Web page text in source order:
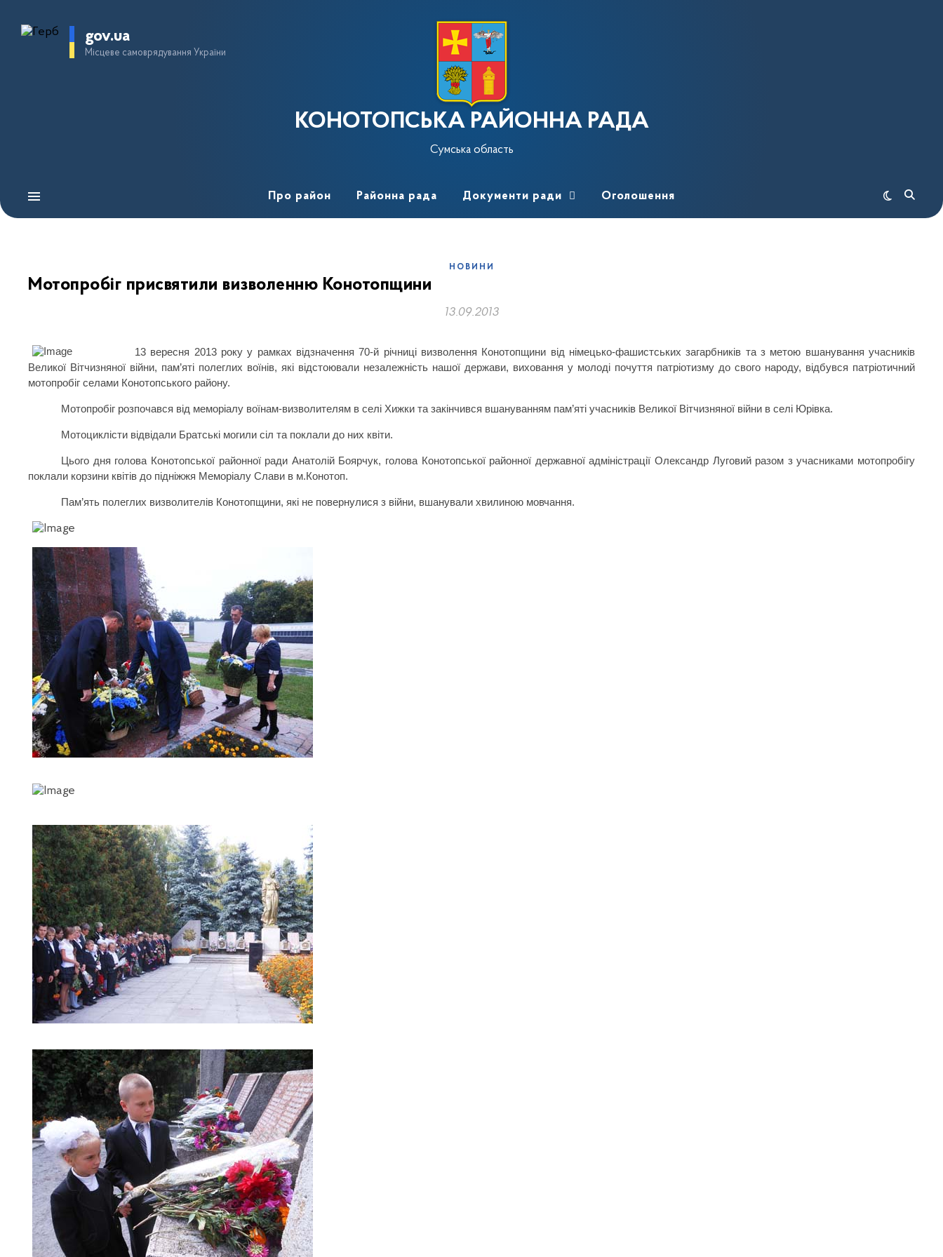
gov.ua
Місцеве самоврядування України
КОНОТОПСЬКА РАЙОННА РАДА
Сумська область
Про район Районна рада Документи ради Оголошення
НОВИНИ
Мотопробіг присвятили визволенню Конотопщини
13.09.2013
13 вересня 2013 року у рамках відзначення 70-й річниці визволення Конотопщини від німецько-фашистських загарбників та з метою вшанування учасників
Великої Вітчизняної війни, пам’яті полеглих воїнів, які відстоювали незалежність нашої держави, виховання у молоді почуття патріотизму до свого народу, відбувся патріотичний
мотопробіг селами Конотопського району.
Мотопробіг розпочався від меморіалу воїнам-визволителям в селі Хижки та закінчився вшануванням пам’яті учасників Великої Вітчизняної війни в селі Юрівка.
Мотоциклісти відвідали Братські могили сіл та поклали до них квіти.
Цього дня голова Конотопської районної ради Анатолій Боярчук, голова Конотопської районної державної адміністрації Олександр Луговий разом з учасниками мотопробігу
поклали корзини квітів до підніжжя Меморіалу Слави в м.Конотоп.
Пам’ять полеглих визволителів Конотопщини, які не повернулися з війни, вшанували хвилиною мовчання.